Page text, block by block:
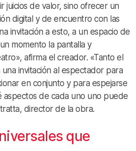
juicios de valor, sino ofrecer un
digital y de encuentro con las
invitación a esto, a un espacio de
momento la pantalla y
afirma el creador. «Tanto el
invitación al espectador para
en conjunto y para espejarse
aspectos de cada uno uno puede
director de la obra.
que